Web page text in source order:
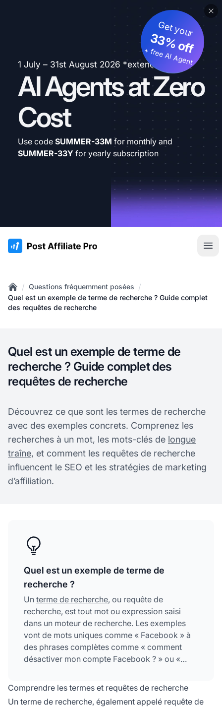
1 July – 31st August 2026 *extended
AI Agents at Zero
Cost
Get your
33% off
+ free AI Agent
Use code SUMMER-33M for monthly and
SUMMER-33Y for yearly subscription
:site.title
Home
/ Questions fréquemment posées /
Quel est un exemple de terme de recherche ? Guide complet
des requêtes de recherche
Quel est un exemple de terme de
recherche ? Guide complet des
requêtes de recherche
Découvrez ce que sont les termes de recherche
avec des exemples concrets. Comprenez les
recherches à un mot, les mots-clés de longue
traîne, et comment les requêtes de recherche
influencent le SEO et les stratégies de marketing
d’affiliation.
Quel est un exemple de terme de
recherche ?
Un terme de recherche, ou requête de
recherche, est tout mot ou expression saisi
dans un moteur de recherche. Les exemples
vont de mots uniques comme « Facebook » à
des phrases complètes comme « comment
désactiver mon compte Facebook ? » ou «
Comprendre les termes et requêtes de recherche
Un terme de recherche, également appelé requête de